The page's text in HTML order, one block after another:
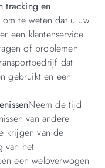
tracking en
te weten dat u uw
een klantenservice
of problemen
dat
gebruikt en een
Neem de tijd
van andere
krijgen van de
van het
een weloverwogen